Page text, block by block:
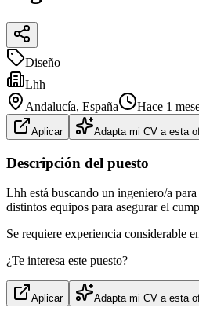
Diseño
Lhh
Andalucía, España Hace 1
Aplicar Adapta mi CV a esta
Descripción del puesto
Lhh está buscando un ingeniero/a
distintos equipos para asegurar el
Se requiere experiencia considerable
¿Te interesa este puesto?
Aplicar Adapta mi CV a esta